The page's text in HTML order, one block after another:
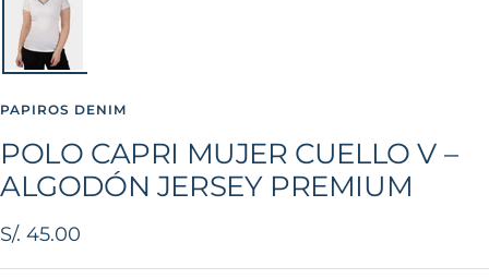
PAPIROS DENIM
POLO CAPRI MUJER CUELLO V –
ALGODÓN JERSEY PREMIUM
Precio
de
S/. 45.00